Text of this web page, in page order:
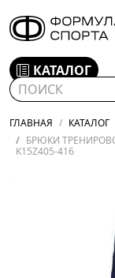
КАТАЛОГ
ГЛАВНАЯ КАТАЛОГ
БРЮКИ
K15Z405-416